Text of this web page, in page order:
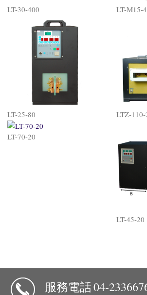
LT-30-400 LT-M15-
LT-25-80 LTZ-110-
LT-70-20
LT-45-20
服務電話04-